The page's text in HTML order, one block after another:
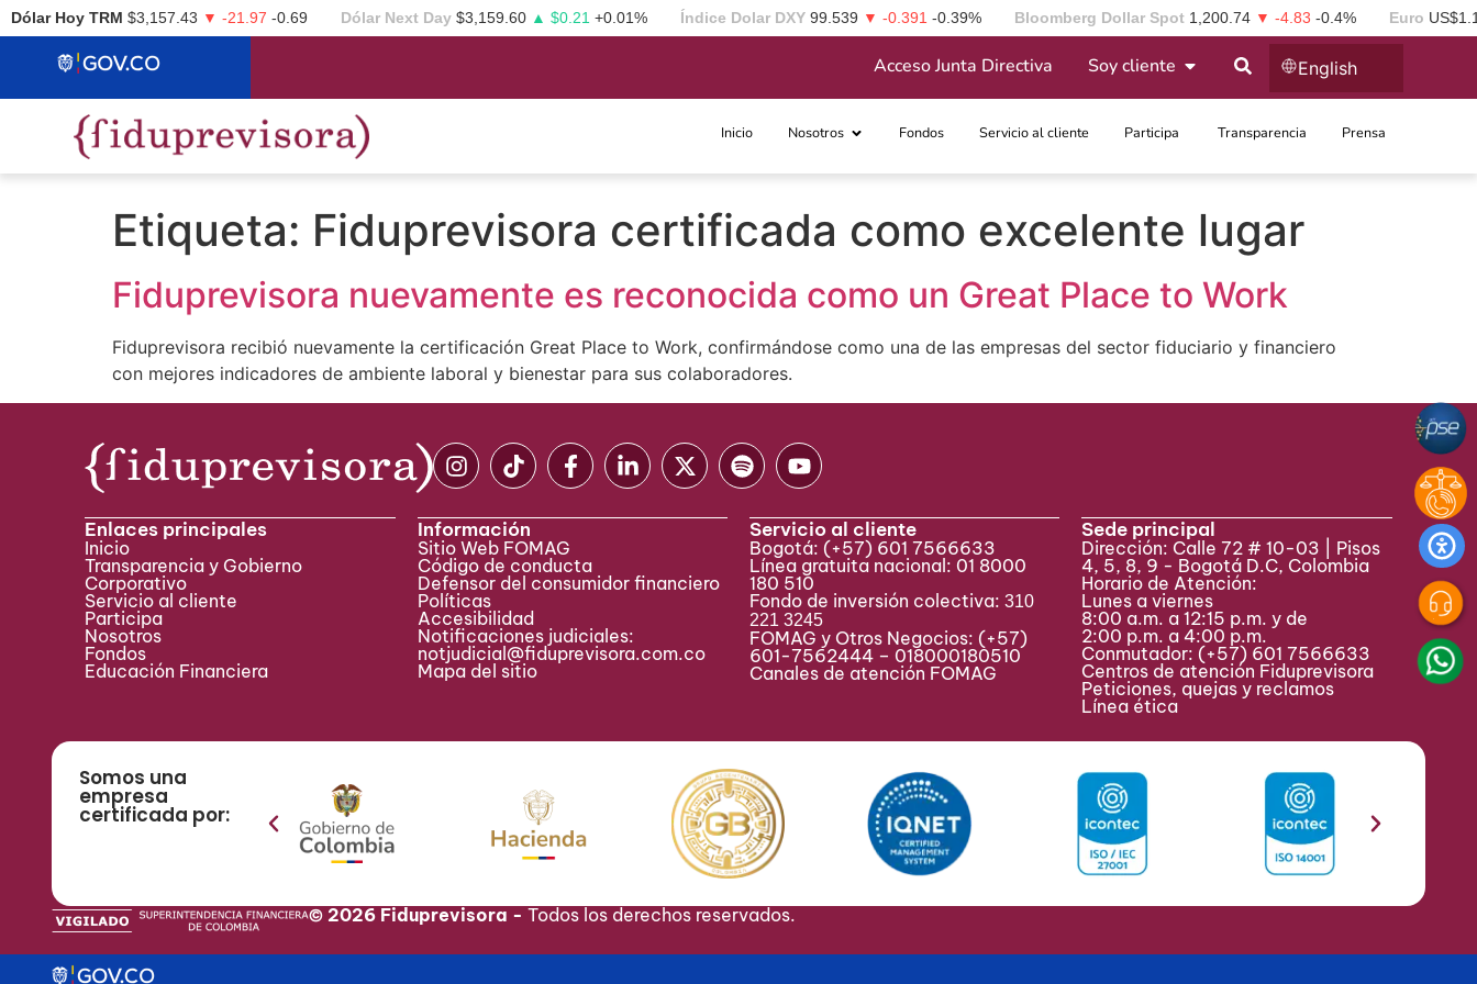
Dólar Hoy TRM $3,157.43 ▼ -21.97 -0.69 Dólar Next Day $3,159.60 ▲ $0.21 +0.01% Índice Dolar DXY 99.539 ▼ -0.391 -0.39% Bloomberg Dollar Spot 1,200.74 ▼ -4.83 -0.4% Euro
Acceso Junta Directiva Soy cliente English
Inicio Nosotros Fondos Servicio al cliente Participa ​ Transparencia Prensa
Etiqueta: Fiduprevisora certificada como excelente lugar
Fiduprevisora nuevamente es reconocida como un Great Place to Work
Fiduprevisora recibió nuevamente la certificación Great Place to Work, confirmándose como una de las empresas del sector fiduciario y financiero
con mejores indicadores de ambiente laboral y bienestar para sus colaboradores.
Enlaces principales
Inicio
Transparencia y Gobierno
Corporativo
Servicio al cliente
Participa ​
Nosotros
Fondos
Educación Financiera
Información
Sitio Web FOMAG
Código de conducta
Defensor del consumidor financiero
Políticas
Accesibilidad
Notificaciones judiciales:
notjudicial@fiduprevisora.com.co
Mapa del sitio
Servicio al cliente
Bogotá: (+57) 601 7566633
Línea gratuita nacional: 01 8000
180 510
Fondo de inversión colectiva: 310
221 3245
FOMAG y Otros Negocios: (+57)
601-7562444 – 018000180510
Canales de atención FOMAG
Sede principal
Dirección: Calle 72 # 10-03 | Pisos
4, 5, 8, 9 - Bogotá D.C, Colombia
Horario de Atención:
Lunes a viernes
8:00 a.m. a 12:15 p.m. y de
2:00 p.m. a 4:00 p.m.
Conmutador: (+57) 601 7566633
Centros de atención Fiduprevisora
Peticiones, quejas y reclamos
Línea ética
Somos una
empresa
certificada por:
© 2026 Fiduprevisora -Todos los derechos reservados.